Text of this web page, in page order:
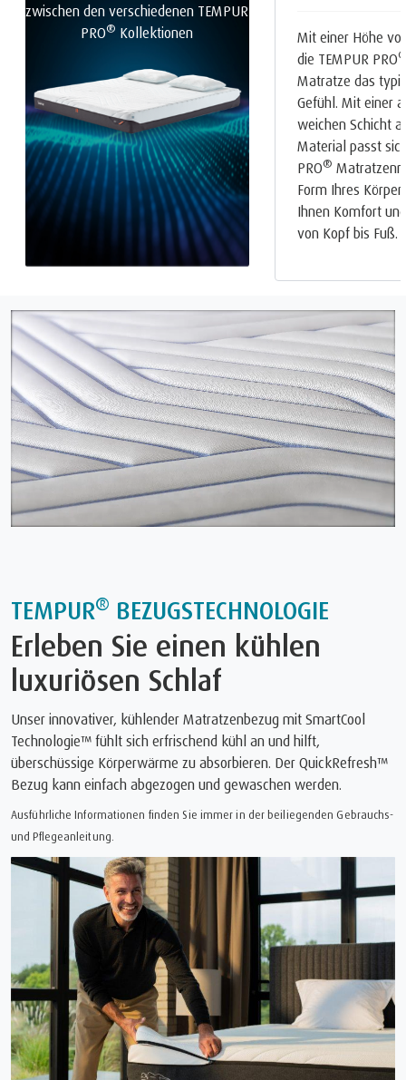
zwischen den verschiedenen TEMPUR
PRO® Kollektionen
Mit einer Höhe
die TEMPUR PRO
Matratze das
Gefühl. Mit einer
weichen Schicht
Material passt
PRO®
Form Ihres
Ihnen Komfort
von Kopf bis Fuß.
TEMPUR® BEZUGSTECHNOLOGIE
Erleben Sie einen kühlen
luxuriösen Schlaf
Unser innovativer, kühlender Matratzenbezug mit SmartCool
Technologie™ fühlt sich erfrischend kühl an und hilft,
überschüssige Körperwärme zu absorbieren. Der QuickRefresh™
Bezug kann einfach abgezogen und gewaschen werden.
Ausführliche Informationen finden Sie immer in der beiliegenden Gebrauchs-
und Pflegeanleitung.